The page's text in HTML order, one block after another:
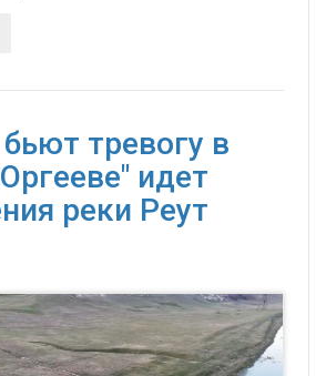
тревогу в
идет
реки Реут